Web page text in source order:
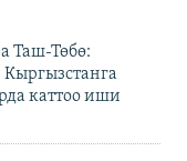
Таш-Төбө:
каттоо иши